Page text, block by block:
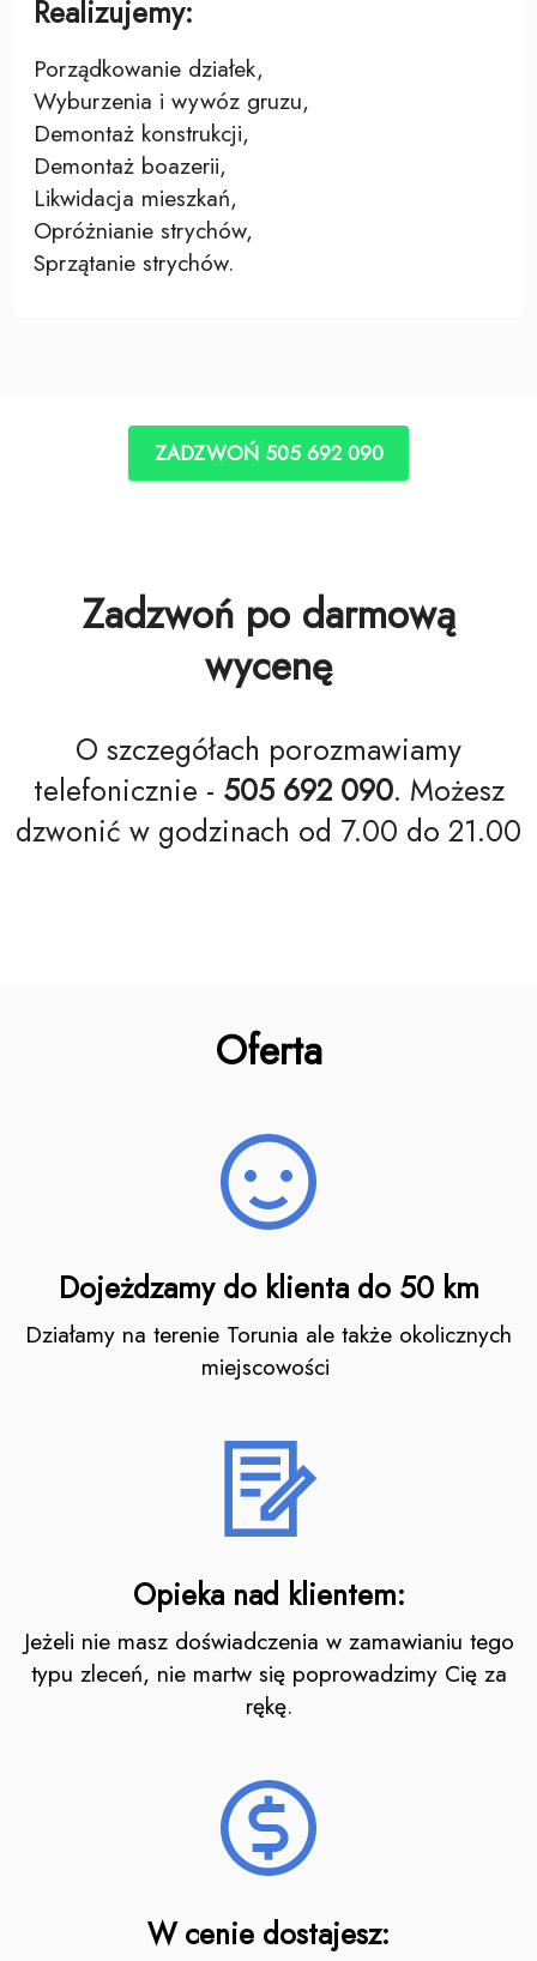
Realizujemy:
Porządkowanie działek,
Wyburzenia i wywóz gruzu,
Demontaż konstrukcji,
Demontaż boazerii,
Likwidacja mieszkań,
Opróżnianie strychów,
Sprzątanie strychów.
ZADZWOŃ 505 692 090
Zadzwoń po darmową
wycenę
O szczegółach porozmawiamy
telefonicznie - 505 692 090. Możesz
dzwonić w godzinach od 7.00 do 21.00
Oferta
Dojeżdzamy do klienta do 50 km
Działamy na terenie Torunia ale także okolicznych
miejscowości
Opieka nad klientem:
Jeżeli nie masz doświadczenia w zamawianiu tego
typu zleceń, nie martw się poprowadzimy Cię za
rękę.
W cenie dostajesz: